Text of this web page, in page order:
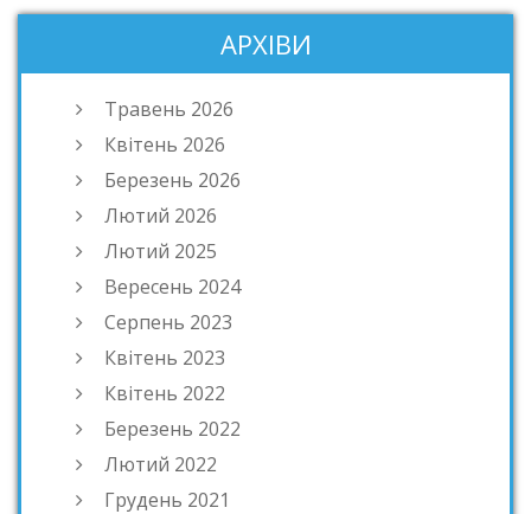
АРХІВИ
Травень 2026
Квітень 2026
Березень 2026
Лютий 2026
Лютий 2025
Вересень 2024
Серпень 2023
Квітень 2023
Квітень 2022
Березень 2022
Лютий 2022
Грудень 2021